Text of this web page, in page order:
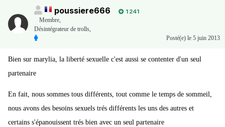
poussiere666
1 241
Membre,
Désintégrateur de trolls,
Posté(e) le 5 juin 2013
Bien sur marylia, la liberté sexuelle c'est aussi se contenter d'un seul
partenaire
En fait, nous sommes tous différents, tout comme le temps de sommeil,
nous avons des besoins sexuels trés différents les uns des autres et
certains s'épanouissent trés bien avec un seul partenaire